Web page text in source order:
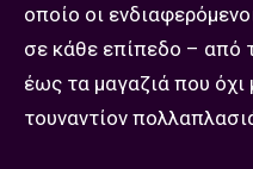
οποίο οι
σε κάθε επίπεδο – από
έως τα μαγαζιά που όχι
τουναντίον